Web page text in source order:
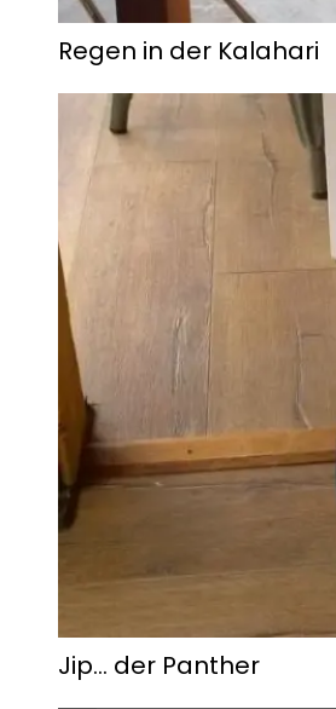
Regen in der Kalahari
Jip… der Panther